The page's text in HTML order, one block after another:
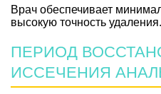
Врач обеспечивает
высокую точность удаления.
ПЕРИОД
ИССЕЧЕНИЯ